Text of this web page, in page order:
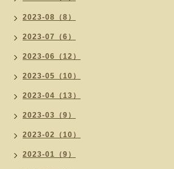
2023-08（8）
2023-07（6）
2023-06（12）
2023-05（10）
2023-04（13）
2023-03（9）
2023-02（10）
2023-01（9）